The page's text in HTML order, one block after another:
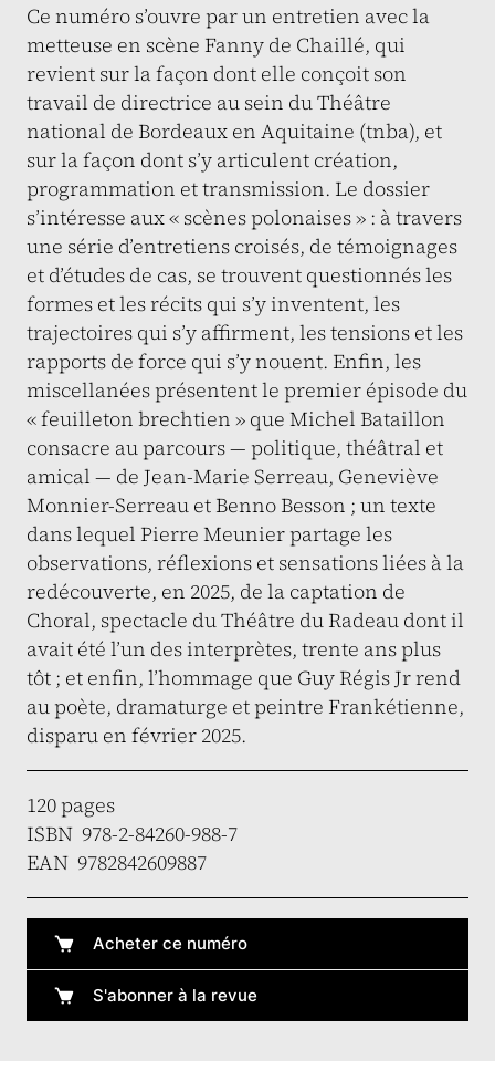
Ce numéro s’ouvre par un entretien avec la
metteuse en scène Fanny de Chaillé, qui
revient sur la façon dont elle conçoit son
travail de directrice au sein du Théâtre
national de Bordeaux en Aquitaine (tnba), et
sur la façon dont s’y articulent création,
programmation et transmission. Le dossier
s’intéresse aux « scènes polonaises » : à travers
une série d’entretiens croisés, de témoignages
et d’études de cas, se trouvent questionnés les
formes et les récits qui s’y inventent, les
trajectoires qui s’y affirment, les tensions et les
rapports de force qui s’y nouent. Enfin, les
miscellanées présentent le premier épisode du
« feuilleton brechtien » que Michel Bataillon
consacre au parcours — politique, théâtral et
amical — de Jean-Marie Serreau, Geneviève
Monnier-Serreau et Benno Besson ; un texte
dans lequel Pierre Meunier partage les
observations, réflexions et sensations liées à la
redécouverte, en 2025, de la captation de
Choral, spectacle du Théâtre du Radeau dont il
avait été l’un des interprètes, trente ans plus
tôt ; et enfin, l’hommage que Guy Régis Jr rend
au poète, dramaturge et peintre Frankétienne,
disparu en février 2025.
120 pages
ISBN 978-2-84260-988-7
EAN 9782842609887
Acheter ce numéro
S'abonner à la revue